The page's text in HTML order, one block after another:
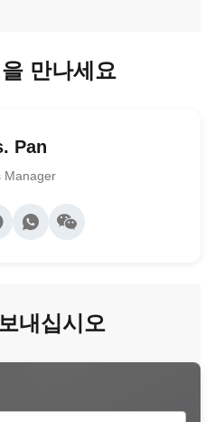
만나세요
Pan
Manager
내십시오